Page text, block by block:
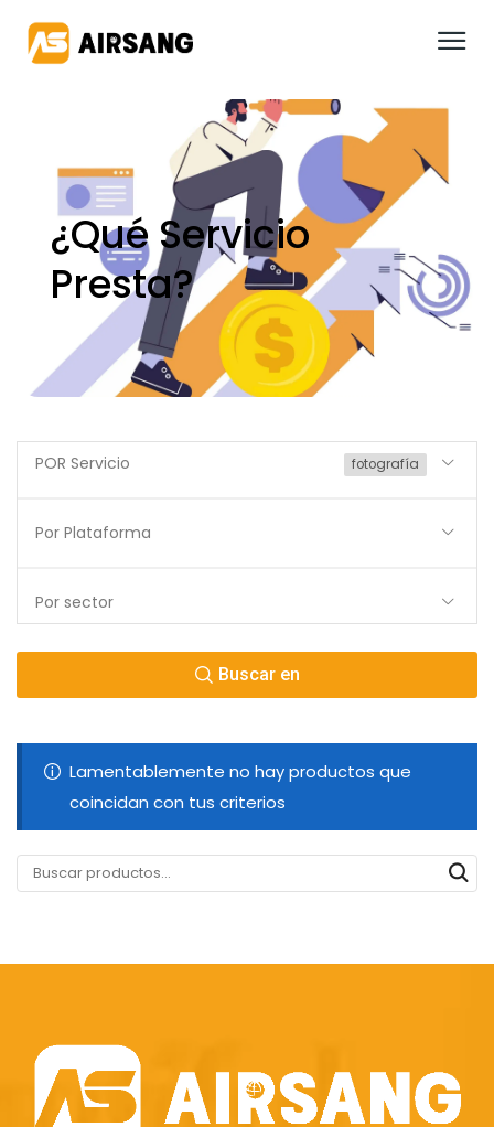
¿Qué Servicio
Presta?
POR Servicio fotografía
Por Plataforma
Por sector
Buscar en
Lamentablemente no hay productos que
coincidan con tus criterios